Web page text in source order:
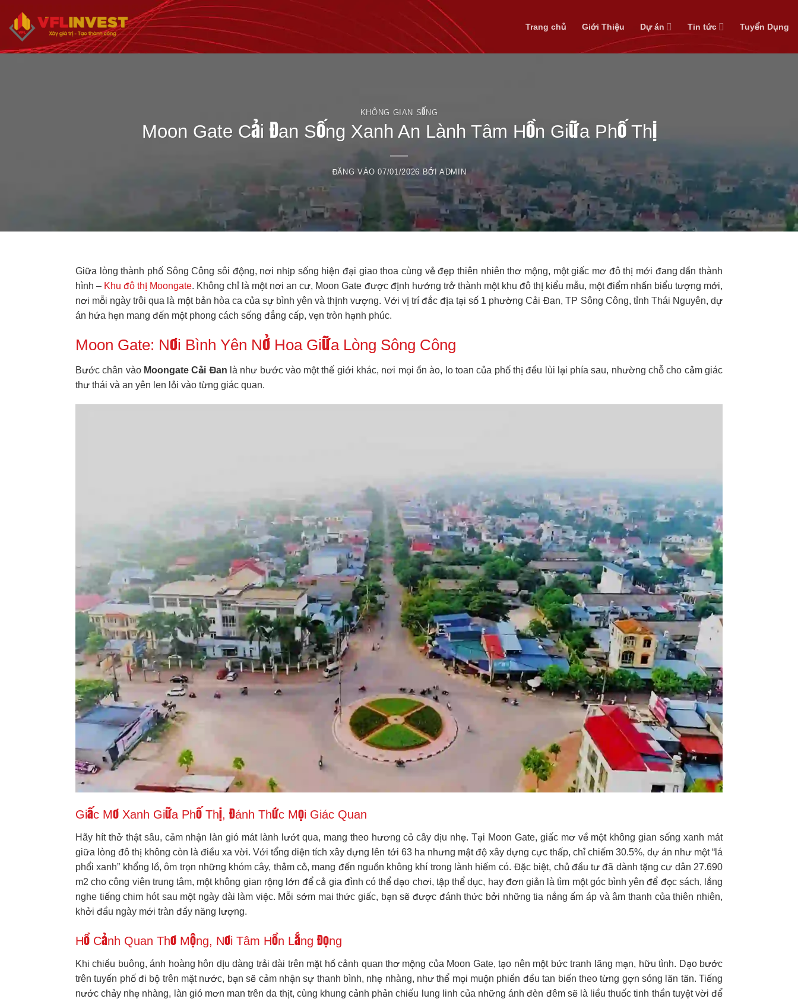
qua
dung
Trang chủ Giới Thiệu Dự án Tin tức Tuyển Dụng
KHÔNG GIAN SỐNG
Moon Gate Cải Đan Sống Xanh An Lành Tâm Hồn Giữa Phố Thị
ĐĂNG VÀO07/01/2026 BỞIADMIN
Giữa lòng thành phố Sông Công sôi động, nơi nhịp sống hiện đại giao thoa cùng vẻ đẹp thiên nhiên thơ mộng, một giấc mơ đô thị mới đang dần thành
hình – Khu đô thị Moongate. Không chỉ là một nơi an cư, Moon Gate được định hướng trở thành một khu đô thị kiểu mẫu, một điểm nhấn biểu tượng mới,
nơi mỗi ngày trôi qua là một bản hòa ca của sự bình yên và thịnh vượng. Với vị trí đắc địa tại số 1 phường Cải Đan, TP Sông Công, tỉnh Thái Nguyên, dự
án hứa hẹn mang đến một phong cách sống đẳng cấp, vẹn tròn hạnh phúc.
Moon Gate: Nơi Bình Yên Nở Hoa Giữa Lòng Sông Công
Bước chân vào Moongate Cải Đan là như bước vào một thế giới khác, nơi mọi ồn ào, lo toan của phố thị đều lùi lại phía sau, nhường chỗ cho cảm giác
thư thái và an yên len lỏi vào từng giác quan.
Giấc Mơ Xanh Giữa Phố Thị, Đánh Thức Mọi Giác Quan
Hãy hít thở thật sâu, cảm nhận làn gió mát lành lướt qua, mang theo hương cỏ cây dịu nhẹ. Tại Moon Gate, giấc mơ về một không gian sống xanh mát
giữa lòng đô thị không còn là điều xa vời. Với tổng diện tích xây dựng lên tới 63 ha nhưng mật độ xây dựng cực thấp, chỉ chiếm 30.5%, dự án như một “lá
phổi xanh” khổng lồ, ôm trọn những khóm cây, thảm cỏ, mang đến nguồn không khí trong lành hiếm có. Đặc biệt, chủ đầu tư đã dành tặng cư dân 27.690
m2 cho công viên trung tâm, một không gian rộng lớn để cả gia đình có thể dạo chơi, tập thể dục, hay đơn giản là tìm một góc bình yên để đọc sách, lắng
nghe tiếng chim hót sau một ngày dài làm việc. Mỗi sớm mai thức giấc, bạn sẽ được đánh thức bởi những tia nắng ấm áp và âm thanh của thiên nhiên,
khởi đầu ngày mới tràn đầy năng lượng.
Hồ Cảnh Quan Thơ Mộng, Nơi Tâm Hồn Lắng Đọng
Khi chiều buông, ánh hoàng hôn dịu dàng trải dài trên mặt hồ cảnh quan thơ mộng của Moon Gate, tạo nên một bức tranh lãng mạn, hữu tình. Dạo bước
trên tuyến phố đi bộ trên mặt nước, bạn sẽ cảm nhận sự thanh bình, nhẹ nhàng, như thể mọi muộn phiền đều tan biến theo từng gợn sóng lăn tăn. Tiếng
nước chảy nhẹ nhàng, làn gió mơn man trên da thịt, cùng khung cảnh phản chiếu lung linh của những ánh đèn đêm sẽ là liều thuốc tinh thần tuyệt vời để